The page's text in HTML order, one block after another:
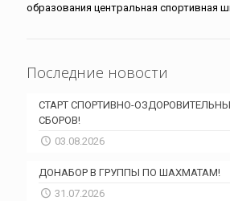
образования центральная спортивная
Последние новости
СТАРТ СПОРТИВНО-
СБОРОВ!
03.08.2026
ДОНАБОР В ГРУППЫ ПО ШАХМАТАМ!
31.07.2026